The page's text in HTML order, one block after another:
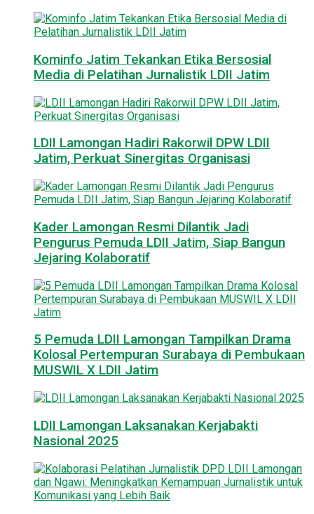
Kominfo Jatim Tekankan Etika Bersosial
Media di Pelatihan Jurnalistik LDII Jatim
LDII Lamongan Hadiri Rakorwil DPW LDII
Jatim, Perkuat Sinergitas Organisasi
Kader Lamongan Resmi Dilantik Jadi
Pengurus Pemuda LDII Jatim, Siap Bangun
Jejaring Kolaboratif
5 Pemuda LDII Lamongan Tampilkan Drama
Kolosal Pertempuran Surabaya di Pembukaan
MUSWIL X LDII Jatim
LDII Lamongan Laksanakan Kerjabakti
Nasional 2025